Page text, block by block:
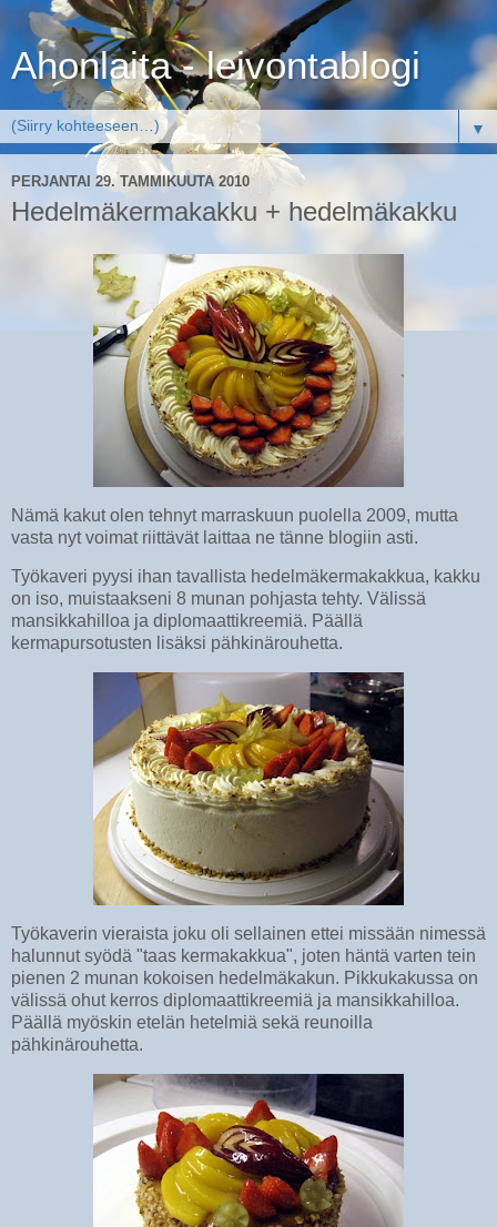
Ahonlaita - leivontablogi
▼
PERJANTAI 29. TAMMIKUUTA 2010
Hedelmäkermakakku + hedelmäkakku
Nämä kakut olen tehnyt marraskuun puolella 2009, mutta
vasta nyt voimat riittävät laittaa ne tänne blogiin asti.
Työkaveri pyysi ihan tavallista hedelmäkermakakkua, kakku
on iso, muistaakseni 8 munan pohjasta tehty. Välissä
mansikkahilloa ja diplomaattikreemiä. Päällä
kermapursotusten lisäksi pähkinärouhetta.
Työkaverin vieraista joku oli sellainen ettei missään nimessä
halunnut syödä "taas kermakakkua", joten häntä varten tein
pienen 2 munan kokoisen hedelmäkakun. Pikkukakussa on
välissä ohut kerros diplomaattikreemiä ja mansikkahilloa.
Päällä myöskin etelän hetelmiä sekä reunoilla
pähkinärouhetta.